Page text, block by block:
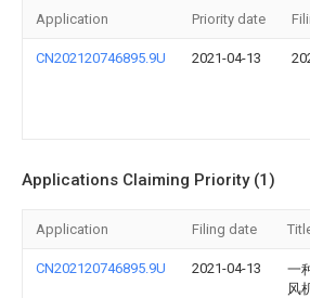
Application Priority date
CN202120746895.9U 2021-04-13
Applications Claiming Priority (1)
Application Filing date
CN202120746895.9U 2021-04-13
一
风